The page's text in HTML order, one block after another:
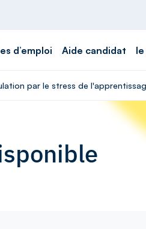
d’emploi Aide candidat
par le stress de